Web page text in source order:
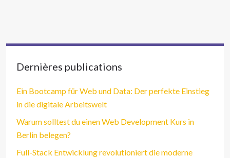
Dernières publications
Ein Bootcamp für Web und Data: Der perfekte Einstieg
in die digitale Arbeitswelt
Warum solltest du einen Web Development Kurs in
Berlin belegen?
Full-Stack Entwicklung revolutioniert die moderne